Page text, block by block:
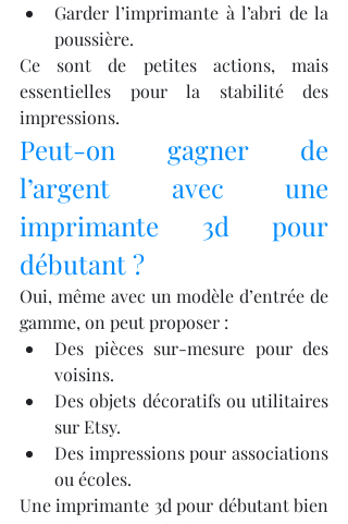
Garder l’imprimante à l’abri de la
poussière.
Ce sont de petites actions, mais
essentielles pour la stabilité des
impressions.
Peut-on gagner de
l’argent avec une
imprimante 3d pour
débutant ?
Oui, même avec un modèle d’entrée de
gamme, on peut proposer :
Des pièces sur-mesure pour des
voisins.
Des objets décoratifs ou utilitaires
sur Etsy.
Des impressions pour associations
ou écoles.
Une imprimante 3d pour débutant bien